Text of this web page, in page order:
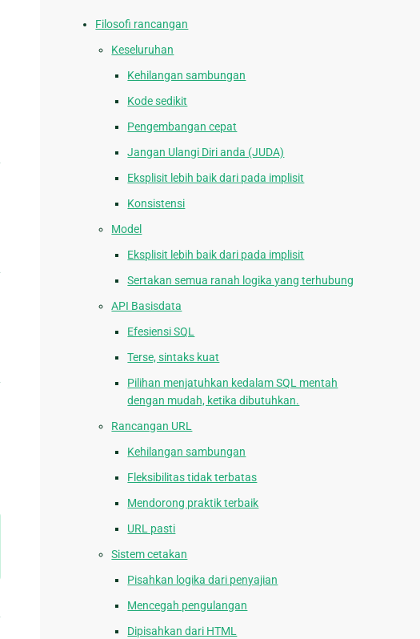
Filosofi rancangan
Keseluruhan
Kehilangan sambungan
Kode sedikit
Pengembangan cepat
Jangan Ulangi Diri anda (JUDA)
Eksplisit lebih baik dari pada implisit
Konsistensi
Model
Eksplisit lebih baik dari pada implisit
Sertakan semua ranah logika yang terhubung
API Basisdata
Efesiensi SQL
Terse, sintaks kuat
Pilihan menjatuhkan kedalam SQL mentah
dengan mudah, ketika dibutuhkan.
Rancangan URL
Kehilangan sambungan
Fleksibilitas tidak terbatas
Mendorong praktik terbaik
URL pasti
Sistem cetakan
Pisahkan logika dari penyajian
Mencegah pengulangan
Dipisahkan dari HTML